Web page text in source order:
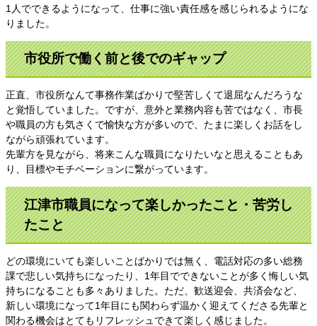
1人でできるようになって、仕事に強い責任感を感じられるようにな
りました。
市役所で働く前と後でのギャップ
正直、市役所なんて事務作業ばかりで堅苦しくて退屈なんだろうな
と覚悟していました。ですが、意外と業務内容も苦ではなく、市長
や職員の方も気さくで愉快な方が多いので、たまに楽しくお話をし
ながら頑張れています。
先輩方を見ながら、将来こんな職員になりたいなと思えることもあ
り、目標やモチベーションに繋がっています。
江津市職員になって楽しかったこと・苦労し
たこと
どの環境にいても楽しいことばかりでは無く、電話対応の多い総務
課で悲しい気持ちになったり、1年目でできないことが多く悔しい気
持ちになることも多々ありました。ただ、歓送迎会、共済会など、
新しい環境になって1年目にも関わらず温かく迎えてくださる先輩と
関わる機会はとてもリフレッシュできて楽しく感じました。